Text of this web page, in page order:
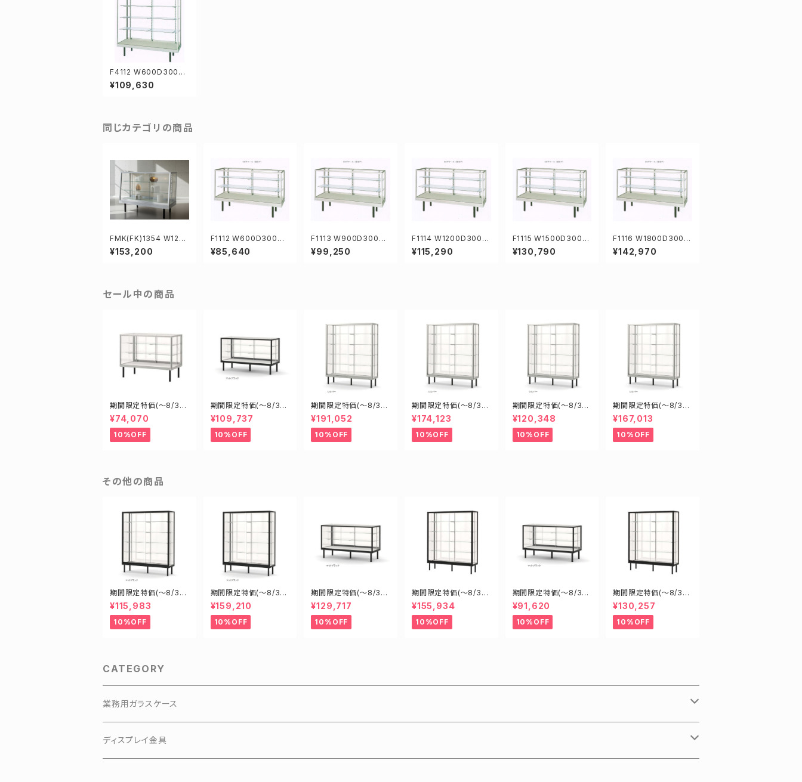
F4112 W600D300H1
528mm業務用ガラスケ
ース ショーケース
¥109,630
同じカテゴリの商品
FMK(FK)1354 W120
0D375/450H919mm
業務用傾斜ガラスケー
¥153,200
F1112 W600D300H9
19mm業務用ガラスケ
ース ショーケース
¥85,640
F1113 W900D300H9
19mm業務用ガラスケ
ース ショーケース
¥99,250
F1114 W1200D300H
919mm業務用ガラスケ
ース ショーケース
¥115,290
F1115 W1500D300H
919mm業務用ガラスケ
ース ショーケース
¥130,790
F1116 W1800D300H
919mm 業務用ガラス
ケース ショーケース
¥142,970
セール中の商品
期間限定特価(～8/31)
H09450S W900D45
0H900mm 新型業務
用ガラスケース ショー
ケース
¥74,070
10%OFF
期間限定特価(～8/31)
H15450B W1500D45
0H900mm 新型業務
用ガラスケース ショー
ケース
¥109,737
10%OFF
期間限定特価(～8/31)
H18608S W1800D6
000H1800mm 新型
業務用ガラスケース シ
ョーケース
¥191,052
10%OFF
期間限定特価(～8/31)
H15608S W1500D6
00H1800mm 新型業
務用ガラスケース ショ
ーケース
¥174,123
10%OFF
期間限定特価(～8/31)
H09608S W900D6
00H1800mm 新型業
務用ガラスケース ショ
ーケース
¥120,348
10%OFF
期間限定特価(～8/31)
H18605S W1800D6
00H1500mm 新型業
務用ガラスケース ショ
ーケース
¥167,013
10%OFF
その他の商品
期間限定特価(～8/31)
H09458B W900D45
0H1800mm 新型業務
用ガラスケース ショー
ケース
¥115,983
10%OFF
期間限定特価(～8/31)
H18455B W1800D4
50H1500mm 新型業
務用ガラスケース ショ
ーケース
¥159,210
10%OFF
期間限定特価(～8/31)
H18600B W1800D6
00H900mm 新型業務
用ガラスケース ショー
ケース
¥129,717
10%OFF
期間限定特価(～8/31)
H15605B W1500D6
00H1500mm 新型業
務用ガラスケース ショ
ーケース
¥155,934
10%OFF
期間限定特価(～8/31)
H12450B W1200D45
0H900mm 新型業務
用ガラスケース ショー
ケース
¥91,620
10%OFF
期間限定特価(～8/31)
H12605B W1200D6
00H1500mm 新型業
務用ガラスケース ショ
ーケース
¥130,257
10%OFF
CATEGORY
業務用ガラスケース
KKKアルミアップケース
ディスプレイ金具